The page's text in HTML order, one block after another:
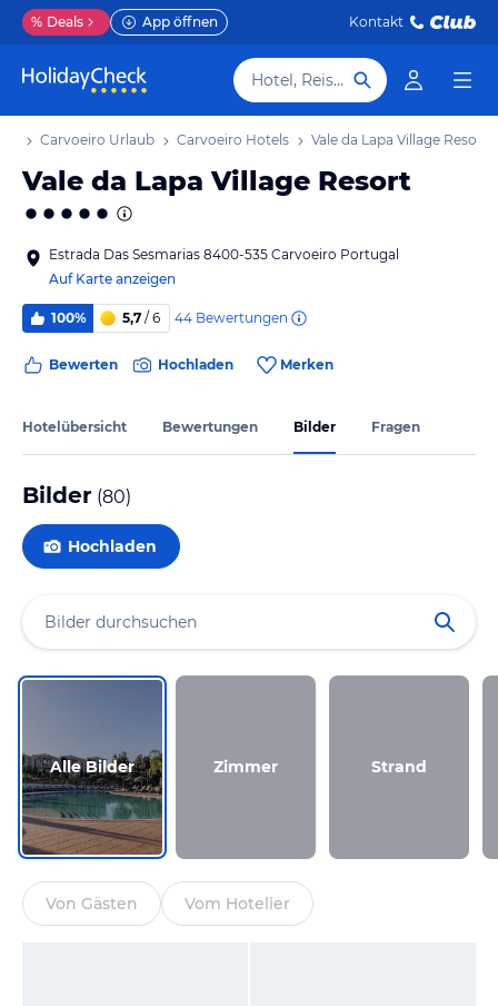
% Deals App öffnen Kontakt
Hotel, Reiseziel
Carvoeiro Urlaub Carvoeiro Hotels Vale da Lapa Village Resort
Vale da Lapa Village Resort
Estrada Das Sesmarias 8400-535 Carvoeiro Portugal
Auf Karte anzeigen
100% 5,7 / 6 44 Bewertungen
Bewerten Hochladen Merken
Hotelübersicht Bewertungen Bilder Fragen
Bilder (80)
Hochladen
Alle Bilder Zimmer Strand
Von Gästen Vom Hotelier